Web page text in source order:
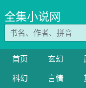
全集小说网
首页 玄幻
科幻
言情